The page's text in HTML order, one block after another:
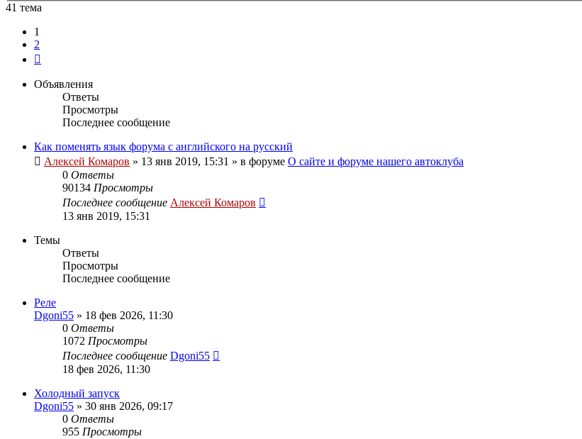
41 тема
1
2
Объявления
Ответы
Просмотры
Последнее сообщение
Как поменять язык форума с английского на русский
Алексей Комаров » 13 янв 2019, 15:31 » в форуме О сайте и форуме нашего автоклуба
0 Ответы
90134 Просмотры
Последнее сообщение Алексей Комаров
13 янв 2019, 15:31
Темы
Ответы
Просмотры
Последнее сообщение
Реле
Dgoni55 » 18 фев 2026, 11:30
0 Ответы
1072 Просмотры
Последнее сообщение Dgoni55
18 фев 2026, 11:30
Холодный запуск
Dgoni55 » 30 янв 2026, 09:17
0 Ответы
955 Просмотры